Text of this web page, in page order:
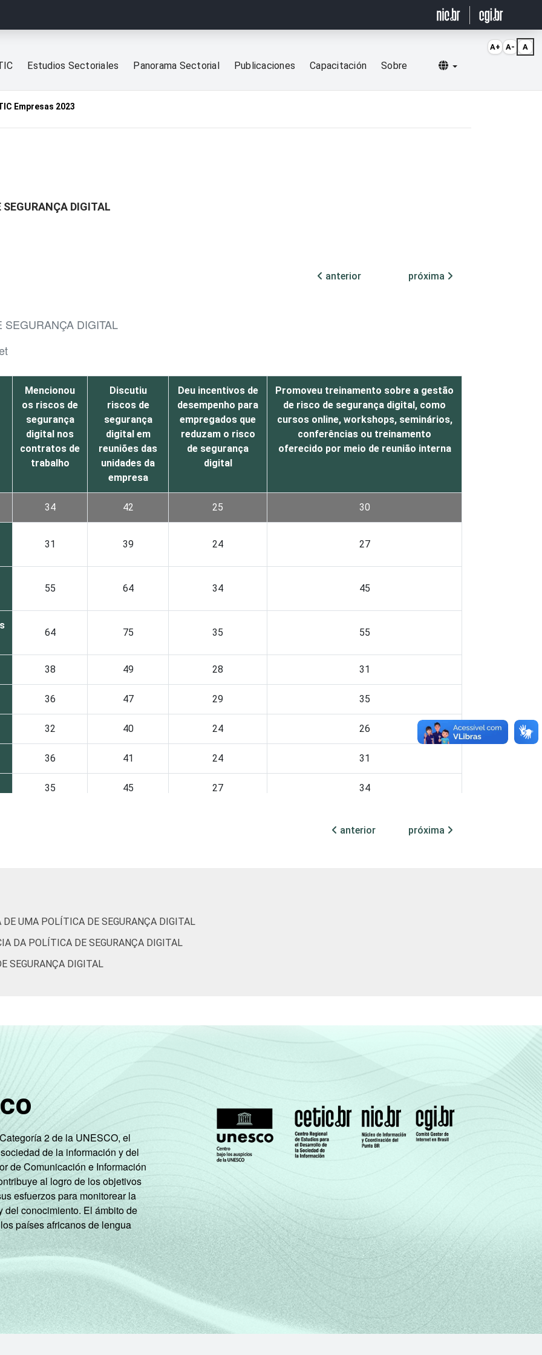
Estudios Sectoriales Panorama Sectorial Publicaciones Capacitación Sobre Selecionar idioma
Empresas 2023
SEGURANÇA DIGITAL
anterior
próxima
DIGITAL
Mencionou
os riscos de
segurança
digital nos
contratos de
trabalho
Discutiu
riscos de
segurança
digital em
reuniões das
unidades da
empresa
Deu incentivos de
desempenho para
empregados que
reduzam o risco
de segurança
digital
Promoveu treinamento sobre a gestão
de risco de segurança digital, como
cursos online, workshops, seminários,
conferências ou treinamento
oferecido por meio de reunião interna
34 42 25 30
31 39 24 27
55 64 34 45
64 75 35 55
38 49 28 31
36 47 29 35
32 40 24 26
36 41 24 31
35 45 27 34
27
32
35 42 24
Estudos para o Desenvolvimento da Sociedade da Informação (Cetic.br), Pesquisa sobre o uso das
nas empresas brasileiras - TIC Empresas 2023.
anterior próxima
UMA POLÍTICA DE SEGURANÇA DIGITAL
DA POLÍTICA DE SEGURANÇA DIGITAL
SEGURANÇA DIGITAL
2 de la UNESCO, el
de la información y del
de Comunicación e Información
al logro de los objetivos
esfuerzos para monitorear la
del conocimiento. El ámbito de
países africanos de lengua
A+ A- A